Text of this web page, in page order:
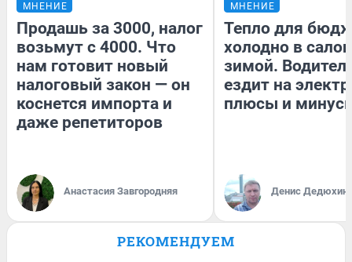
МНЕНИЕ
Продашь за 3000, налог
возьмут с 4000. Что
нам готовит новый
налоговый закон — он
коснется импорта и
даже репетиторов
Анастасия Завгородняя
МНЕНИЕ
Тепло для
холодно в
зимой.
ездит на
плюсы и
Денис Дедюхин
РЕКОМЕНДУЕМ